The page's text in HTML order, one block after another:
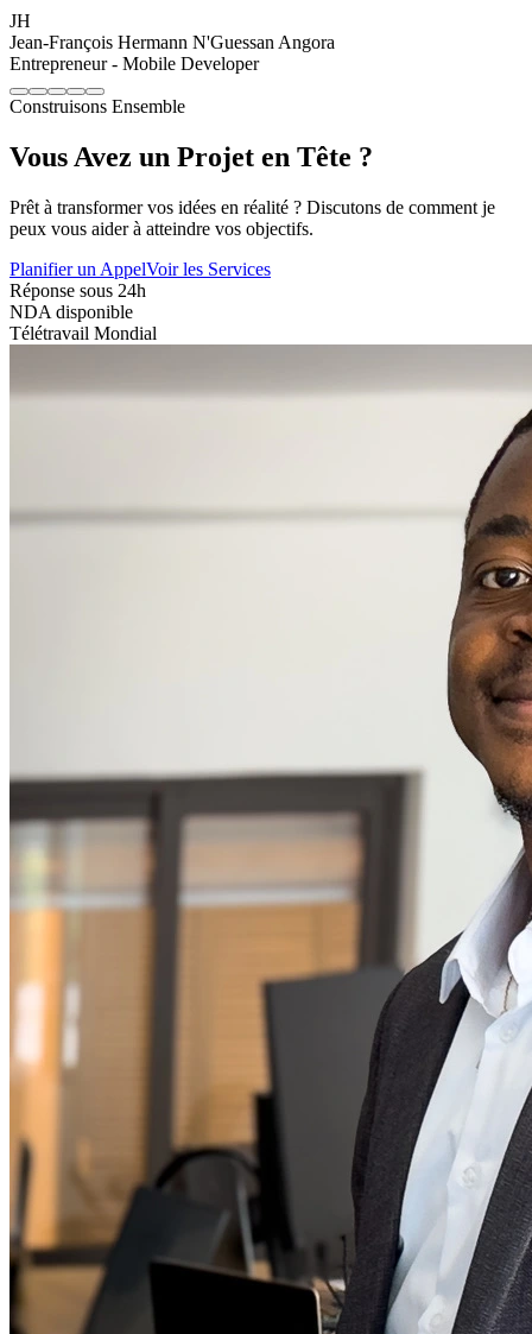
JH
Jean-François Hermann N'Guessan Angora
Entrepreneur - Mobile Developer
Construisons Ensemble
Vous Avez un Projet en Tête ?
Prêt à transformer vos idées en réalité ? Discutons de comment je
peux vous aider à atteindre vos objectifs.
Planifier un AppelVoir les Services
Réponse sous 24h
NDA disponible
Télétravail Mondial